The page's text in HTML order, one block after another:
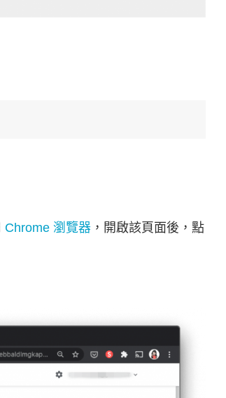
Chrome 瀏覽器 ，開啟該頁面後，點